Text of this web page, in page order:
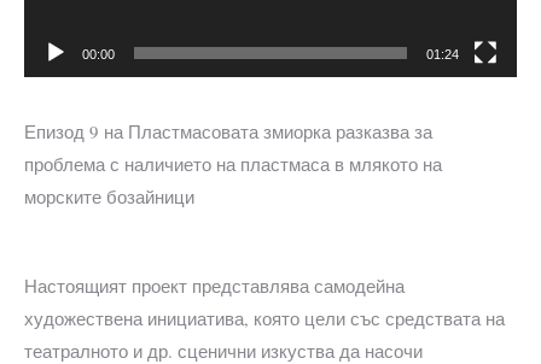
00:00 01:24
Епизод 9 на Пластмасовата змиорка разказва за
проблема с наличието на пластмаса в млякото на
морските бозайници
Настоящият проект представлява самодейна
художествена инициатива, която цели със средствата на
театралното и др. сценични изкуства да насочи